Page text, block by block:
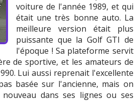
voiture de l'année 1989, et qui
était une très bonne auto. La
meilleure version était plus
puissante que la Golf GTI de
l'époque ! Sa plateforme servit
de sportive, et les amateurs de
Lui aussi reprenait l'excellente
basée sur l'ancienne, mais on
dans ses lignes ou ses